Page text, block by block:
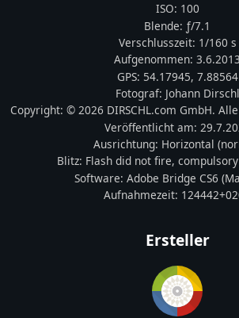
ISO: 100
Blende: ƒ/7.1
Verschlusszeit: 1/160 s
Aufgenommen: 3.6.2013
GPS: 54.17945, 7.88564
Fotograf: Johann Dirschl
Copyright: © 2026 DIRSCHL.com GmbH.
Veröffentlicht am:
Ausrichtung: Horizontal
Blitz: Flash did not fire,
Software: Adobe Bridge CS6
Aufnahmezeit:
Ersteller